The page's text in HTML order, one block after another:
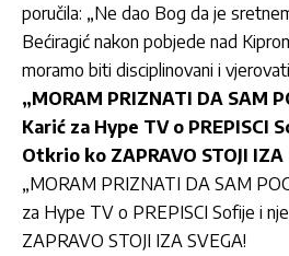
poručila: „Ne dao Bog da je
Bećiragić nakon pobjede nad
moramo biti disciplinovani i
„MORAM PRIZNATI DA SAM
Karić za Hype TV o PREPISCI
Otkrio ko ZAPRAVO STOJI IZA
„MORAM PRIZNATI DA SAM
za Hype TV o PREPISCI Sofije i
ZAPRAVO STOJI IZA SVEGA!